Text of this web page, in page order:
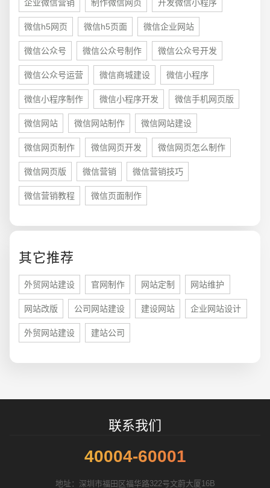
企业微信营销 制作微信网页 开发微信小程序
微信h5网页 微信h5页面 微信企业网站
微信公众号 微信公众号制作 微信公众号开发
微信公众号运营 微信商城建设 微信小程序
微信小程序制作 微信小程序开发 微信手机网页版
微信网站 微信网站制作 微信网站建设
微信网页制作 微信网页开发 微信网页怎么制作
微信网页版 微信营销 微信营销技巧
微信营销教程 微信页面制作
其它推荐
外贸网站建设 官网制作 网站定制 网站维护
网站改版 公司网站建设 建设网站 企业网站设计
外贸网站建设 建站公司
联系我们
40004-60001
地址：深圳市福田区福华路322号文蔚大厦16B
招标项目